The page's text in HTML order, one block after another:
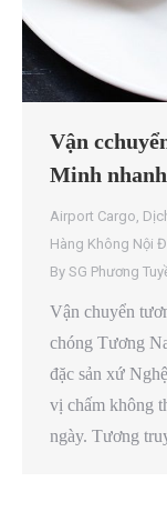
Vận
Minh
Airport Cargo,
Hàng Không Nội
By SG Phương
Vận chuyển
chóng Tương
đặc sản xứ
vị chấm không
ngày. Tương